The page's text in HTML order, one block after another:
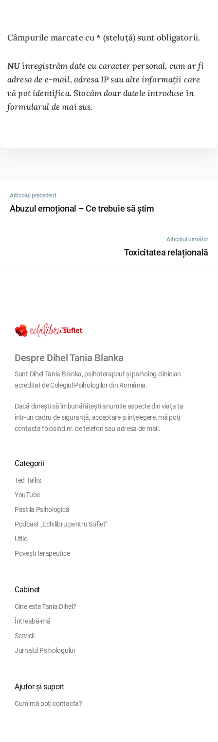
Câmpurile marcate cu * (steluță) sunt obligatorii.
NUînregistrăm date cu caracter personal, cum ar fi
adresa de e-mail, adresa IP sau alte informații care
vă pot identifica. Stocăm doar datele introduse în
formularul de mai sus.
Articolul precedent
Abuzul emoțional – Ce trebuie să știm
Articolul următor
Toxicitatea relațională
Despre Dihel Tania Blanka
Sunt Dihel Tania Blanka, psihoterapeut și psiholog clinician
acreditat de Colegiul Psihologilor din România.
Dacă dorești să îmbunătățești anumite aspecte din viața ta
într-un cadru de siguranță, acceptare și înțelegere, mă poți
contacta folosind nr. de telefon sau adresa de mail.
Categorii
Ted Talks
YouTube
Pastila Psihologică
Podcast „Echilibru pentru Suflet”
Utile
Povești terapeutice
Cabinet
Cine este Tania Dihel?
Întreabă-mă
Servicii
Jurnalul Psihologului
Ajutor și suport
Cum mă poți contacta?